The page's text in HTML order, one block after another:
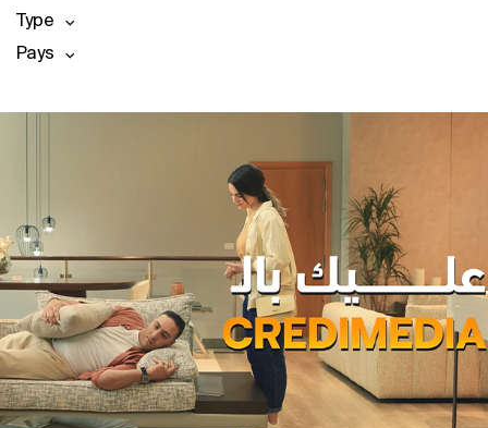
Type
Pays